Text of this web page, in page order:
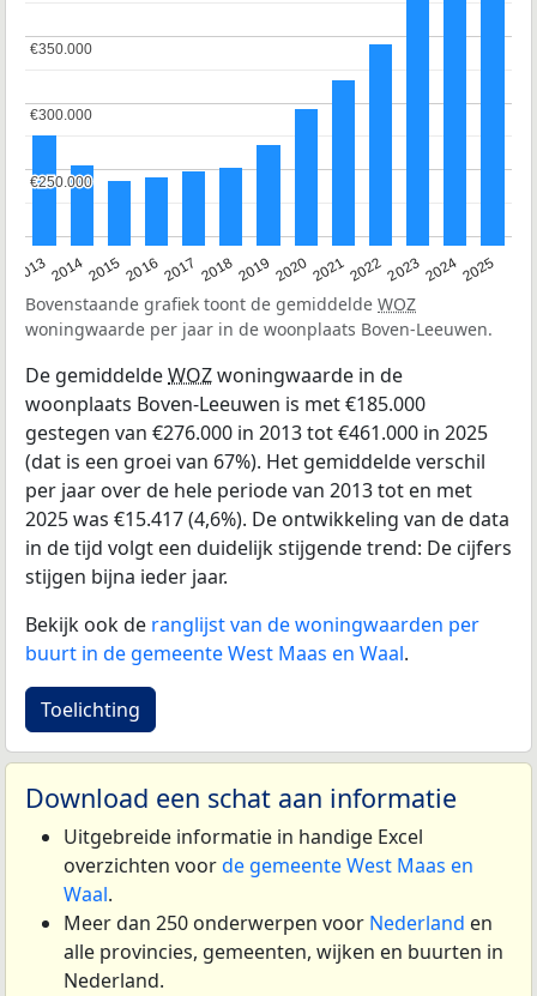
20132014201520162017 20182019 202020212022202320242025
€250.000
€250.000
€300.000
€300.000
€350.000
€350.000
Bovenstaande grafiek toont de gemiddelde WOZ
woningwaarde per jaar in de woonplaats Boven-Leeuwen.
De gemiddeldeWOZwoningwaarde in de
woonplaats Boven-Leeuwen is met €185.000
gestegen van €276.000 in 2013 tot €461.000 in 2025
(dat is een groei van 67%). Het gemiddelde verschil
per jaar over de hele periode van 2013 tot en met
2025 was €15.417 (4,6%). De ontwikkeling van de data
in de tijd volgt een duidelijk stijgende trend: De cijfers
stijgen bijna ieder jaar.
Bekijk ook de ranglijst van de woningwaarden per
buurt in de gemeente West Maas en Waal.
Toelichting
Download een schat aan informatie
Uitgebreide informatie in handige Excel
overzichten voorde gemeente West Maas en
Waal.
Meer dan 250 onderwerpen voor Nederland en
alle provincies, gemeenten, wijken en buurten in
Nederland.